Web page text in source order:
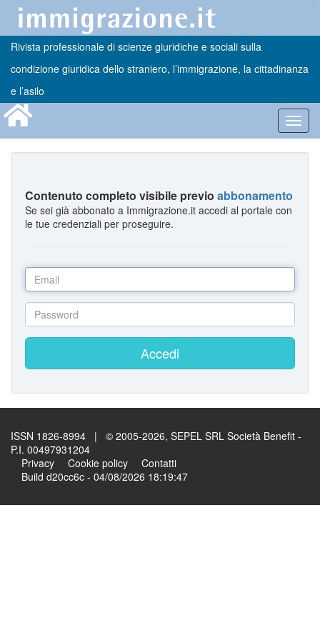
Rivista professionale di scienze giuridiche e sociali sulla
condizione giuridica dello straniero, l’immigrazione, la cittadinanza
e l’asilo
Contenuto completo visibile previo abbonamento
Se sei già abbonato a Immigrazione.it accedi al portale con
le tue credenziali per proseguire.
Accedi
ISSN 1826-8994 | © 2005-2026, SEPEL SRL Società Benefit -
P.I. 00497931204
Privacy
Cookie policy
Contatti
Build d20cc6c - 04/08/2026 18:19:47